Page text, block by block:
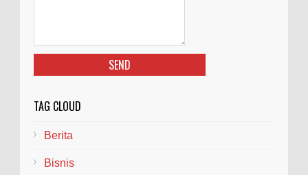
TAG CLOUD
Berita
Bisnis